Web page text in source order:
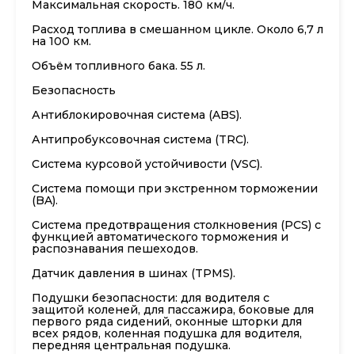
Максимальная скорость. 180 км/ч.
Расход топлива в смешанном цикле. Около 6,7 л
на 100 км.
Объём топливного бака. 55 л.
Безопасность
Антиблокировочная система (ABS).
Антипробуксовочная система (TRC).
Система курсовой устойчивости (VSC).
Система помощи при экстренном торможении
(BA).
Система предотвращения столкновения (PCS) с
функцией автоматического торможения и
распознавания пешеходов.
Датчик давления в шинах (TPMS).
Подушки безопасности: для водителя с
защитой коленей, для пассажира, боковые для
первого ряда сидений, оконные шторки для
всех рядов, коленная подушка для водителя,
передняя центральная подушка.